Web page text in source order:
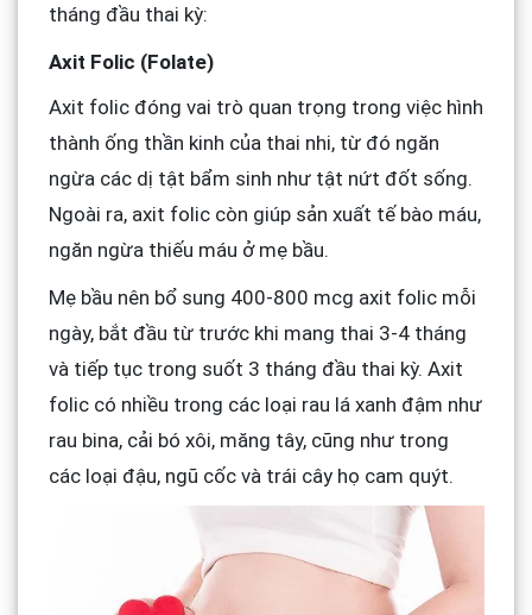
tháng đầu thai kỳ:
Axit Folic (Folate)
Axit folic đóng vai trò quan trọng trong việc hình
thành ống thần kinh của thai nhi, từ đó ngăn
ngừa các dị tật bẩm sinh như tật nứt đốt sống.
Ngoài ra, axit folic còn giúp sản xuất tế bào máu,
ngăn ngừa thiếu máu ở mẹ bầu.
Mẹ bầu nên bổ sung 400-800 mcg axit folic mỗi
ngày, bắt đầu từ trước khi mang thai 3-4 tháng
và tiếp tục trong suốt 3 tháng đầu thai kỳ. Axit
folic có nhiều trong các loại rau lá xanh đậm như
rau bina, cải bó xôi, măng tây, cũng như trong
các loại đậu, ngũ cốc và trái cây họ cam quýt.